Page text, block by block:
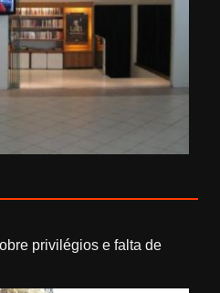
privilégios e falta de